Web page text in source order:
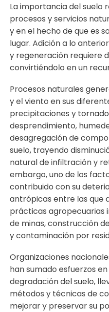
La importancia del suelo
procesos y servicios
y en el hecho de que es
lugar. Adición a lo
y regeneración requiere
convirtiéndolo en un
Procesos naturales
y el viento en sus
precipitaciones y
desprendimiento,
desagregación de
suelo, trayendo
natural de infiltración y
embargo, uno de los
contribuido con su
antrópicas entre las que
prácticas agropecuarias
de minas, construcción
y contaminación por
Organizaciones
han sumado esfuerzos
degradación del suelo,
métodos y técnicas de
mejorar y preservar su